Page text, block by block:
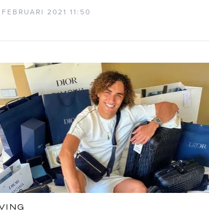
2021 11:50